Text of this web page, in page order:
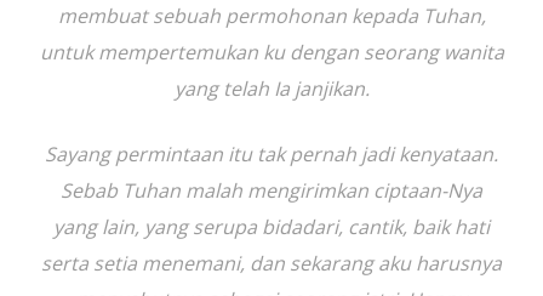
membuat sebuah permohonan kepada Tuhan,
untuk mempertemukan ku dengan seorang wanita
yang telah Ia janjikan.
Sayang permintaan itu tak pernah jadi kenyataan.
Sebab Tuhan malah mengirimkan ciptaan-Nya
yang lain, yang serupa bidadari, cantik, baik hati
serta setia menemani, dan sekarang aku harusnya